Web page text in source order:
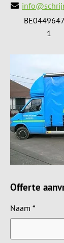
1
Offerte
Naam